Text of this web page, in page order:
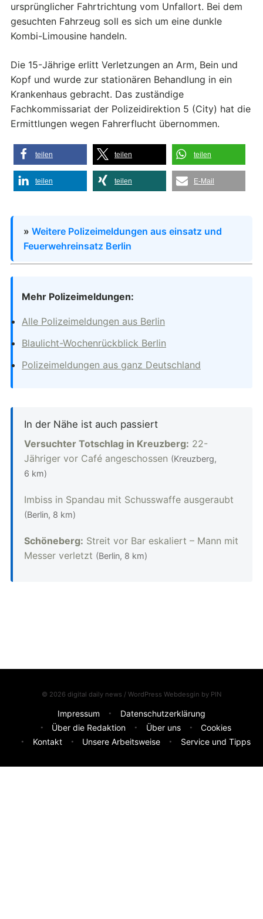
ursprünglicher Fahrtrichtung vom Unfallort. Bei dem
gesuchten Fahrzeug soll es sich um eine dunkle
Kombi-Limousine handeln.
Die 15-Jährige erlitt Verletzungen an Arm, Bein und
Kopf und wurde zur stationären Behandlung in ein
Krankenhaus gebracht. Das zuständige
Fachkommissariat der Polizeidirektion 5 (City) hat die
Ermittlungen wegen Fahrerflucht übernommen.
teilen teilen teilen
teilen teilen E-Mail
» Weitere Polizeimeldungen aus einsatz und
Feuerwehreinsatz Berlin
Mehr Polizeimeldungen:
Alle Polizeimeldungen aus Berlin
Blaulicht-Wochenrückblick Berlin
Polizeimeldungen aus ganz Deutschland
In der Nähe ist auch passiert
Versuchter Totschlag in Kreuzberg: 22-
Jähriger vor Café angeschossen (Kreuzberg,
6 km)
Imbiss in Spandau mit Schusswaffe ausgeraubt
(Berlin, 8 km)
Schöneberg: Streit vor Bar eskaliert – Mann mit
Messer verletzt (Berlin, 8 km)
© 2026 digital daily news / WordPress Webdesgin by PIN
Impressum
Datenschutzerklärung
Über die Redaktion
Über uns
Cookies
Kontakt
Unsere Arbeitsweise Service und Tipps